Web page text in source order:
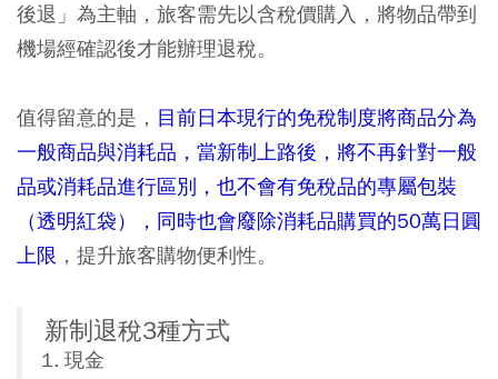
後退」 為主軸，旅客需先以含稅價購入，將物品帶到
機場經確認後才能辦理退稅。
值得留意的是， 目前日本現行的免稅制度將商品分為
一般商品與消耗品，當新制上路後，將不再針對一般
品或消耗品進行區別，也不會有免稅品的專屬包裝
（透明紅袋），同時也會廢除消耗品購買的50萬日圓
上限 ，提升旅客購物便利性。
新制退稅3種方式
現金